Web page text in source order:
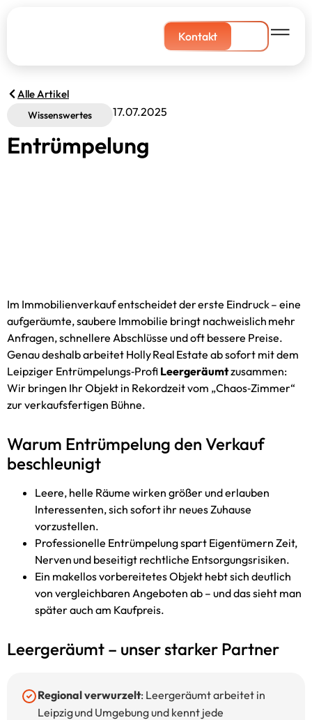
Kontakt
Alle Artikel
Wissenswertes 17.07.2025
Entrümpelung
Im Immobilienverkauf entscheidet der erste Eindruck – eine
aufgeräumte, saubere Immobilie bringt nachweislich mehr
Anfragen, schnellere Abschlüsse und oft bessere Preise.
Genau deshalb arbeitet Holly Real Estate ab sofort mit dem
Leipziger Entrümpelungs‑Profi Leergeräumtzusammen:
Wir bringen Ihr Objekt in Rekordzeit vom „Chaos‑Zimmer“
zur verkaufsfertigen Bühne.
Warum Entrümpelung den Verkauf
beschleunigt
Leere, helle Räume wirken größer und erlauben
Interessenten, sich sofort ihr neues Zuhause
vorzustellen.
Professionelle Entrümpelung spart Eigentümern Zeit,
Nerven und beseitigt rechtliche Entsorgungs­risiken.
Ein makellos vorbereitetes Objekt hebt sich deutlich
von vergleichbaren Angeboten ab – und das sieht man
später auch am Kaufpreis.
Leergeräumt – unser starker Partner
Regional verwurzelt: Leergeräumt arbeitet in
Leipzig und Umgebung und kennt jede